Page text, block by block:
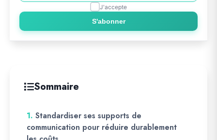
J'accepte
S'abonner
Sommaire
1. Standardiser ses supports de
communication pour réduire durablement